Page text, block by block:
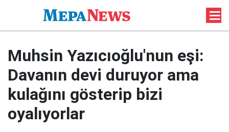
Muhsin Yazıcıoğlu'nun eşi:
Davanın devi duruyor ama
kulağını gösterip bizi
oyalıyorlar